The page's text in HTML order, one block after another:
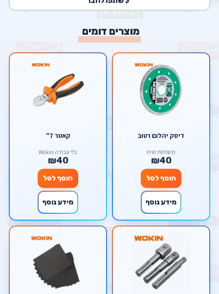
מוצרים דומים
דיסק יהלום רטוב
משחזות זווית
₪40
הוסף לסל
מידע נוסף
קאטר 7"
כלי עבודה Wokin
₪40
הוסף לסל
מידע נוסף